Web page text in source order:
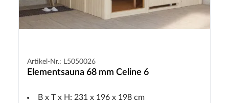
Artikel-Nr.: L5050026
Elementsauna 68 mm Celine 6
B x T x H: 231 x 196 x 198 cm